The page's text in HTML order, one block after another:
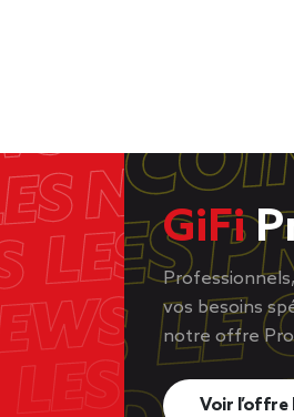
GiFi
vos besoins
notre offre
Voir l’offre